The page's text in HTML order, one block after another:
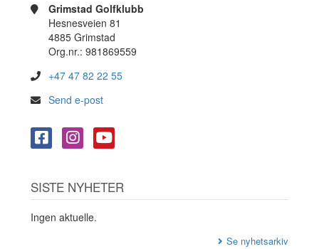
Grimstad Golfklubb
Hesnesveien 81
4885 Grimstad
Org.nr.: 981869559
+47 47 82 22 55
Send e-post
SISTE NYHETER
Ingen aktuelle.
Se nyhetsarkiv